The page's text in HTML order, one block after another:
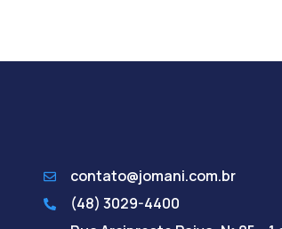
contato@jomani.com.br
(48) 3029-4400